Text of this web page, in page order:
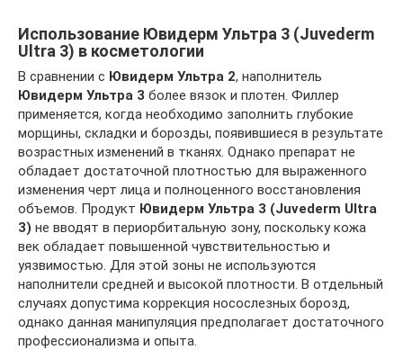
Использование Ювидерм Ультра 3 (Juvederm
Ultra 3) в косметологии
В сравнении с Ювидерм Ультра 2, наполнитель
Ювидерм Ультра 3 более вязок и плотен. Филлер
применяется, когда необходимо заполнить глубокие
морщины, складки и борозды, появившиеся в результате
возрастных изменений в тканях. Однако препарат не
обладает достаточной плотностью для выраженного
изменения черт лица и полноценного восстановления
объемов. Продукт Ювидерм Ультра 3 (Juvederm Ultra
3) не вводят в периорбитальную зону, поскольку кожа
век обладает повышенной чувствительностью и
уязвимостью. Для этой зоны не используются
наполнители средней и высокой плотности. В отдельный
случаях допустима коррекция носослезных борозд,
однако данная манипуляция предполагает достаточного
профессионализма и опыта.